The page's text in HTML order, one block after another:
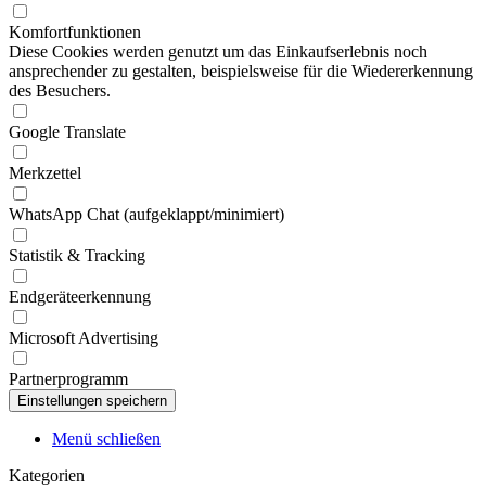
Komfortfunktionen
Diese Cookies werden genutzt um das Einkaufserlebnis noch
ansprechender zu gestalten, beispielsweise für die Wiedererkennung
des Besuchers.
Google Translate
Merkzettel
WhatsApp Chat (aufgeklappt/minimiert)
Statistik & Tracking
Endgeräteerkennung
Microsoft Advertising
Partnerprogramm
Menü schließen
Kategorien